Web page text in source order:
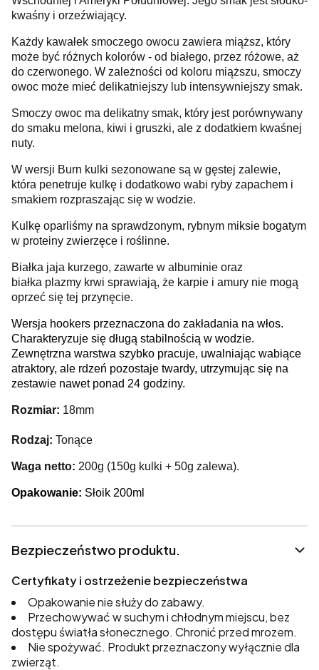
kwaśny i orzeźwiający.
Każdy kawałek smoczego owocu zawiera miąższ, który
może być różnych kolorów - od białego, przez różowe, aż
do czerwonego. W zależności od koloru miąższu, smoczy
owoc może mieć delikatniejszy lub intensywniejszy smak.
Smoczy owoc ma delikatny smak, który jest porównywany
do smaku melona, kiwi i gruszki, ale z dodatkiem kwaśnej
nuty.
W wersji Burn kulki sezonowane są w gęstej zalewie,
która penetruje kulkę i dodatkowo wabi ryby zapachem i
smakiem rozpraszając się w wodzie.
Kulkę oparliśmy na sprawdzonym, rybnym miksie bogatym
w proteiny zwierzęce i roślinne.
Białka jaja kurzego, zawarte w albuminie oraz
białka plazmy krwi sprawiają, że karpie i amury nie mogą
oprzeć się tej przynęcie.
Wersja hookers przeznaczona do zakładania na włos.
Charakteryzuje się długą stabilnością w wodzie.
Zewnętrzna warstwa szybko pracuje, uwalniając wabiące
atraktory, ale rdzeń pozostaje twardy, utrzymując się na
zestawie nawet ponad 24 godziny.
Rozmiar: 18mm
Rodzaj: Tonące
Waga netto: 200g (150g kulki + 50g zalewa).
Opakowanie: Słoik 200ml
Bezpieczeństwo produktu.
Certyfikaty i ostrzeżenie bezpieczeństwa
Opakowanie nie służy do zabawy.
Przechowywać w suchym i chłodnym miejscu, bez
dostępu światła słonecznego. Chronić przed mrozem.
Nie spożywać. Produkt przeznaczony wyłącznie dla
zwierząt.